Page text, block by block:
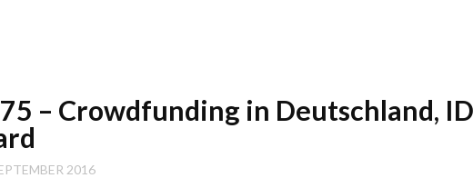
– Crowdfunding in Deutschland,
2016